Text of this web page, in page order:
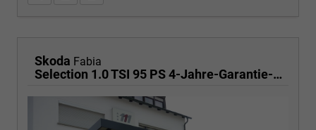
Skoda Fabia
Selection 1.0 TSI 95 PS 4-Jahre-Garantie-AppleCarPlay-AndroidAuto-LED-PDC-Sitzheizung-DAB-Klima